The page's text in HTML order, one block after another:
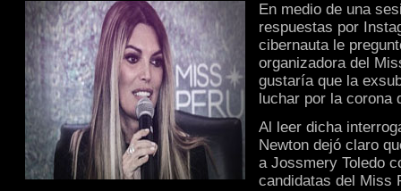
En medio de una
respuestas por
cibernauta le
organizadora del
gustaría que la
luchar por la corona
Al leer dicha
Newton dejó claro
a Jossmery Toledo
candidatas del Miss